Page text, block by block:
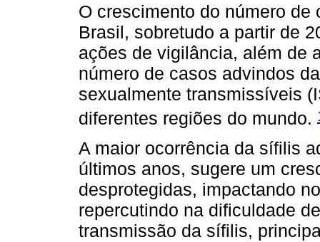
O crescimento do número
Brasil, sobretudo a partir de
ações de vigilância, além de
número de casos advindos
sexualmente transmissíveis
diferentes regiões do mundo.
A maior ocorrência da sífilis
últimos anos, sugere um
desprotegidas, impactando
repercutindo na dificuldade
transmissão da sífilis,